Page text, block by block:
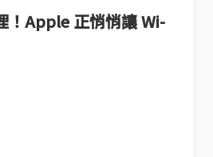
！Apple 正悄悄讓 Wi-